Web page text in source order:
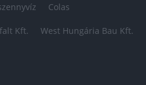
Colas
Kft. West Hungária Bau Kft.